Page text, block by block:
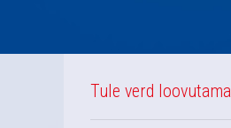
Tule verd loovutama